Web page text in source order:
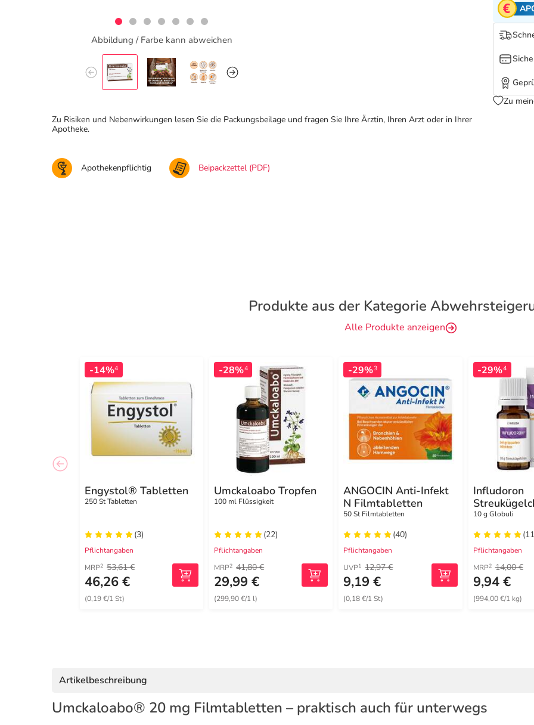
Abbildung / Farbe kann abweichen
Zu
Zu Risiken und Nebenwirkungen lesen Sie die Packungsbeilage und fragen Sie Ihre Ärztin, Ihren Arzt oder in Ihrer
Apotheke.
Apothekenpflichtig Beipackzettel (PDF)
Produkte aus der Kategorie
Alle Produkte anzeigen
-14%4
Engystol® Tabletten
250 St Tabletten
(3)
Pflichtangaben
MRP2 53,61 €
46,26 €
(0,19 €/1 St)
-28%4
Umckaloabo Tropfen
100 ml Flüssigkeit
(22)
Pflichtangaben
MRP2 41,80 €
29,99 €
(299,90 €/1 l)
-29%3
ANGOCIN Anti-Infekt
N Filmtabletten
50 St Filmtabletten
(40)
Pflichtangaben
UVP1 12,97 €
9,19 €
(0,18 €/1 St)
-29%4
Infludoron
10 g Globuli
Pflichtangaben
MRP2 14,00 €
9,94 €
(994,00 €/1 kg)
Artikelbeschreibung
Umckaloabo® 20 mg Filmtabletten – praktisch auch für unterwegs